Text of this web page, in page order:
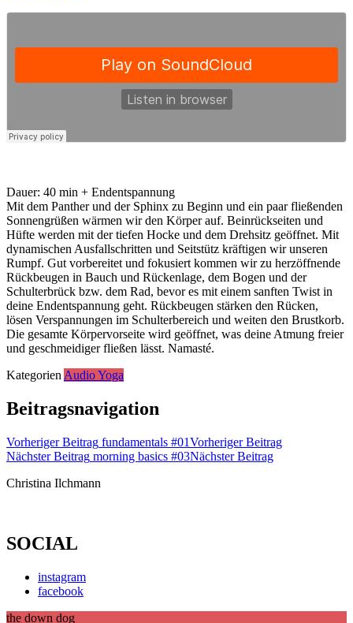
Dauer: 40 min + Endentspannung
Mit dem Panther und der Sphinx zu Beginn und ein paar fließenden
Sonnengrüßen wärmen wir den Körper auf. Beinrückseiten und
Hüfte werden mit der tiefen Hocke und dem Drehsitz geöffnet. Mit
dynamischen Ausfallschritten und Seitstütz kräftigen wir unseren
Rumpf. Gut vorbereitet und fokusiert kommen wir zu herzöffnende
Rückbeugen in Bauch und Rückenlage, dem Bogen und der
Schulterbrück bzw. dem Rad, bevor es mit einem sanften Twist in
deine Endentspannung geht. Rückbeugen stärken den Rücken,
lösen Verspannungen im Schulterbereich und weiten den Brustkorb.
Die gesamte Körpervorseite wird geöffnet, was deine Atmung freier
und geschmeidiger fließen lässt. Namasté.
KategorienAudio Yoga
Beitragsnavigation
Vorheriger Beitrag fundamentals #01Vorheriger Beitrag
Nächster Beitrag morning basics #03Nächster Beitrag
Christina Ilchmann
SOCIAL
instagram
facebook
the down dog